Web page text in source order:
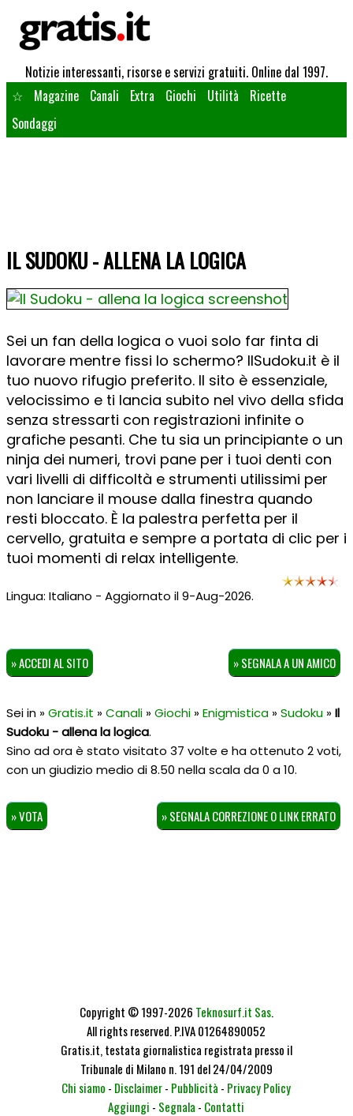
Notizie interessanti, risorse e servizi gratuiti. Online dal 1997.
☆
Magazine Canali Extra Giochi Utilità
Ricette
Sondaggi
IL SUDOKU - ALLENA LA LOGICA
Sei un fan della logica o vuoi solo far finta di
lavorare mentre fissi lo schermo? IlSudoku.it è il
tuo nuovo rifugio preferito. Il sito è essenziale,
velocissimo e ti lancia subito nel vivo della sfida
senza stressarti con registrazioni infinite o
grafiche pesanti. Che tu sia un principiante o un
ninja dei numeri, trovi pane per i tuoi denti con
vari livelli di difficoltà e strumenti utilissimi per
non lanciare il mouse dalla finestra quando
resti bloccato. È la palestra perfetta per il
cervello, gratuita e sempre a portata di clic per i
tuoi momenti di relax intelligente.
Lingua: Italiano - Aggiornato il 9-Aug-2026.
» ACCEDI AL SITO » SEGNALA A UN AMICO
Sei in »Gratis.it »Canali»Giochi»Enigmistica»Sudoku»Il
Sudoku - allena la logica.
Sino ad ora è stato visitato 37 volte e ha ottenuto 2voti,
con un giudizio medio di8.50 nella scala da0 a10.
» VOTA » SEGNALA CORREZIONE O LINK ERRATO
Copyright © 1997-2026 Teknosurf.it Sas.
All rights reserved. P.IVA 01264890052
Gratis.it, testata giornalistica registrata presso il
Tribunale di Milano n. 191 del 24/04/2009
Chi siamo - Disclaimer- Pubblicità - Privacy Policy
Aggiungi - Segnala - Contatti